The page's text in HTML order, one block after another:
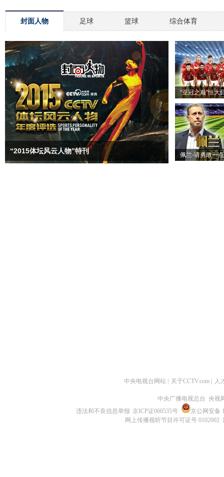
封面人物 足球 篮球 综合体育
“2015体坛风云人物”特刊
“亚冠之巅”恒大
佩兰-请勇敢一点
中央电视台网站 关于CCTV.com 人
中央广播电视总台 央视
违法和不良信息举报 京ICP证060535号
京公网安备
网上传播视听节目许可证号 0102002